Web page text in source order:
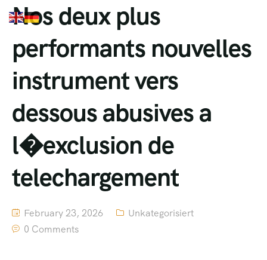
Nos deux plus
performants nouvelles
instrument vers
dessous abusives a
l�exclusion de
telechargement
February 23, 2026
Unkategorisiert
0 Comments